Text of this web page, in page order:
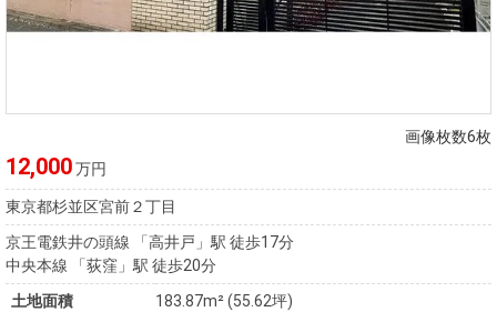
画像枚数6枚
12,000万円
東京都杉並区宮前２丁目
京王電鉄井の頭線 「高井戸」駅 徒歩17分
中央本線 「荻窪」駅 徒歩20分
土地面積
183.87m² (55.62坪)